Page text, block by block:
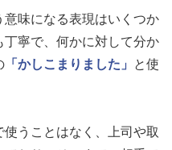
意味になる表現はいくつか
寧で、何かに対して分か
「かしこまりました」
と使
うことはなく、上司や取